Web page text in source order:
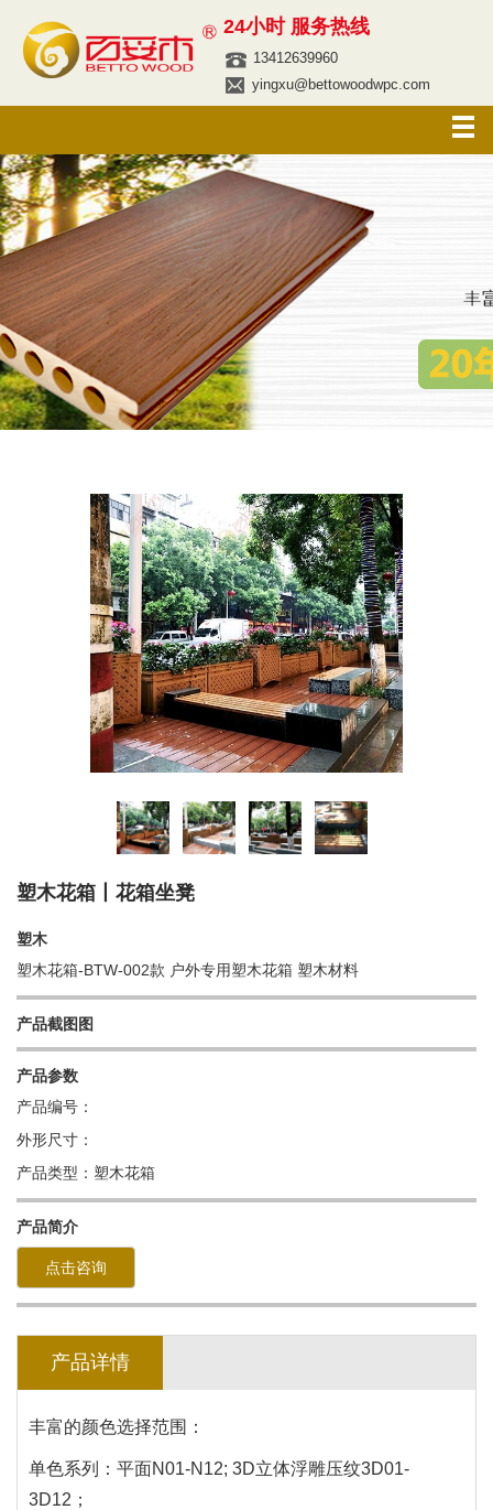
24小时 服务热线
13412639960
yingxu@bettowoodwpc.com
塑木花箱丨花箱坐凳
塑木
塑木花箱-BTW-002款 户外专用塑木花箱 塑木材料
产品截图图
产品参数
产品编号：
外形尺寸：
产品类型：塑木花箱
产品简介
点击咨询
产品详情
丰富的颜色选择范围：
单色系列：平面N01-N12; 3D立体浮雕压纹3D01-
3D12；